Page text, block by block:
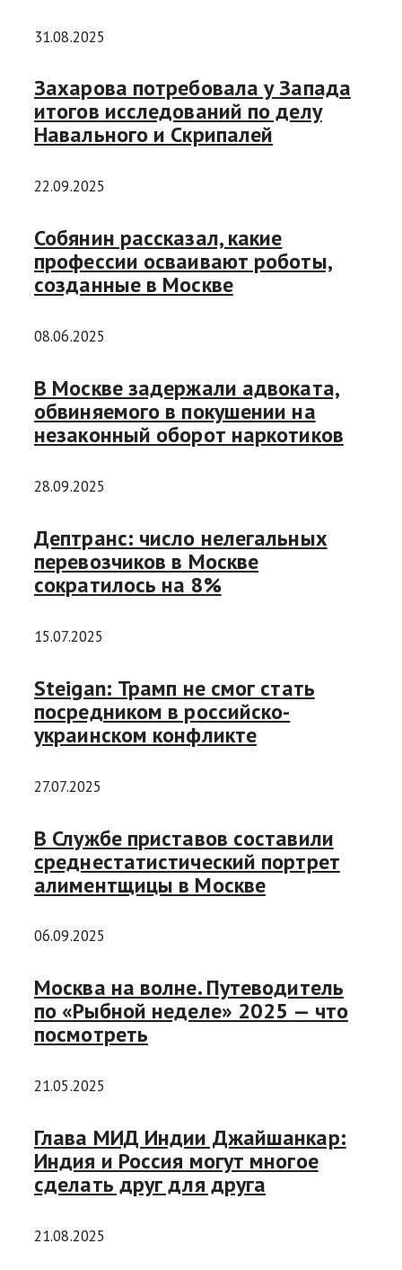
31.08.2025
Захарова потребовала у Запада
итогов исследований по делу
Навального и Скрипалей
22.09.2025
Собянин рассказал, какие
профессии осваивают роботы,
созданные в Москве
08.06.2025
В Москве задержали адвоката,
обвиняемого в покушении на
незаконный оборот наркотиков
28.09.2025
Дептранс: число нелегальных
перевозчиков в Москве
сократилось на 8%
15.07.2025
Steigan: Трамп не смог стать
посредником в российско-
украинском конфликте
27.07.2025
В Службе приставов составили
среднестатистический портрет
алиментщицы в Москве
06.09.2025
Москва на волне. Путеводитель
по «Рыбной неделе» 2025 — что
посмотреть
21.05.2025
Глава МИД Индии Джайшанкар:
Индия и Россия могут многое
сделать друг для друга
21.08.2025